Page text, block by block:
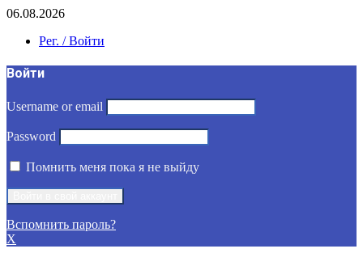
06.08.2026
Рег. / Войти
Войти
Username or email
Password
Помнить меня пока я не выйду
Вспомнить пароль?
X